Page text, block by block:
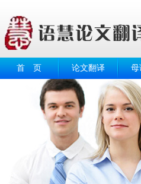
首 页 论文翻译 母